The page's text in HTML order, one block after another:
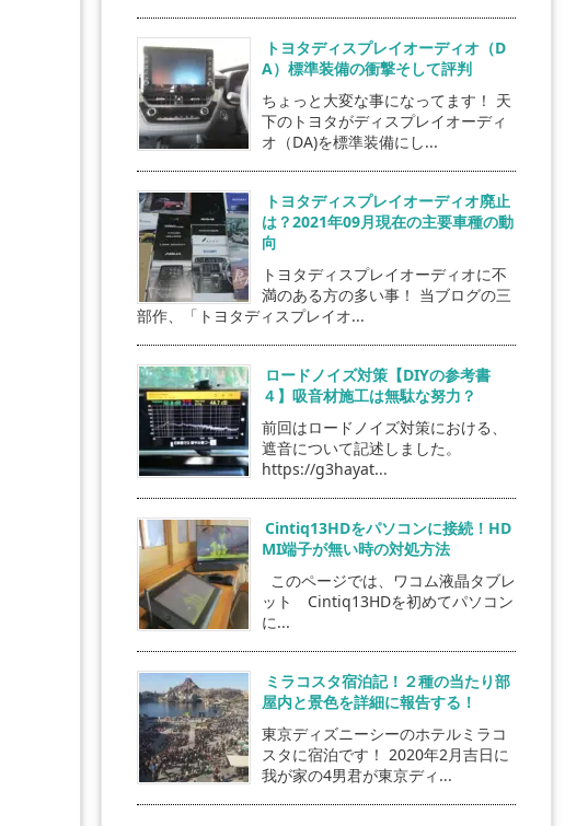
トヨタディスプレイオーディオ（D
A）標準装備の衝撃そして評判
ちょっと大変な事になってます！ 天
下のトヨタがディスプレイオーディ
オ（DA)を標準装備にし...
トヨタディスプレイオーディオ廃止
は？2021年09月現在の主要車種の動
向
トヨタディスプレイオーディオに不
満のある方の多い事！ 当ブログの三
部作、「トヨタディスプレイオ...
ロードノイズ対策【DIYの参考書
４】吸音材施工は無駄な努力？
前回はロードノイズ対策における、
遮音について記述しました。
https://g3hayat...
Cintiq13HDをパソコンに接続！HD
MI端子が無い時の対処方法
このページでは、ワコム液晶タブレ
ット Cintiq13HDを初めてパソコン
に...
ミラコスタ宿泊記！２種の当たり部
屋内と景色を詳細に報告する！
東京ディズニーシーのホテルミラコ
スタに宿泊です！ 2020年2月吉日に
我が家の4男君が東京ディ...